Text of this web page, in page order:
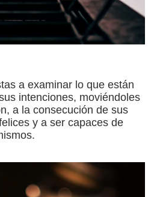
a examinar lo que están
intenciones, moviéndoles
a la consecución de sus
y a ser capaces de